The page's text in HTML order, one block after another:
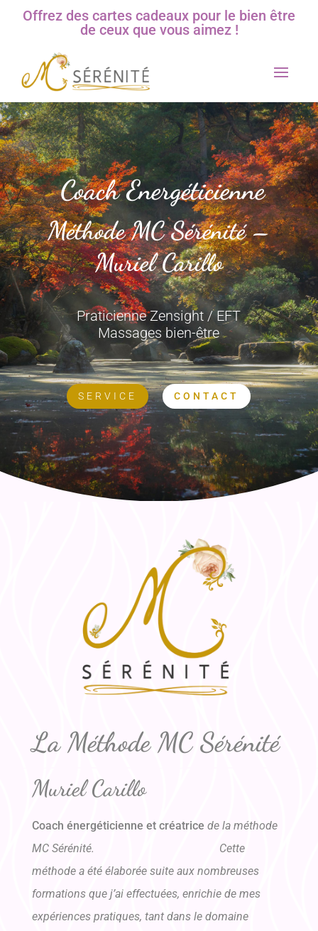
Offrez des cartes cadeaux pour le bien être
de ceux que vous aimez !
Coach Energéticienne
Méthode MC Sérénité –
Muriel Carillo
Praticienne Zensight / EFT
Massages bien-être
SERVICE CONTACT
La Méthode MC Sérénité
Muriel Carillo
Coach énergéticienne et créatrice de la méthode
MC Sérénité.
Cette
méthode a été élaborée suite aux nombreuses
formations que j’ai effectuées, enrichie de mes
expériences pratiques, tant dans le domaine